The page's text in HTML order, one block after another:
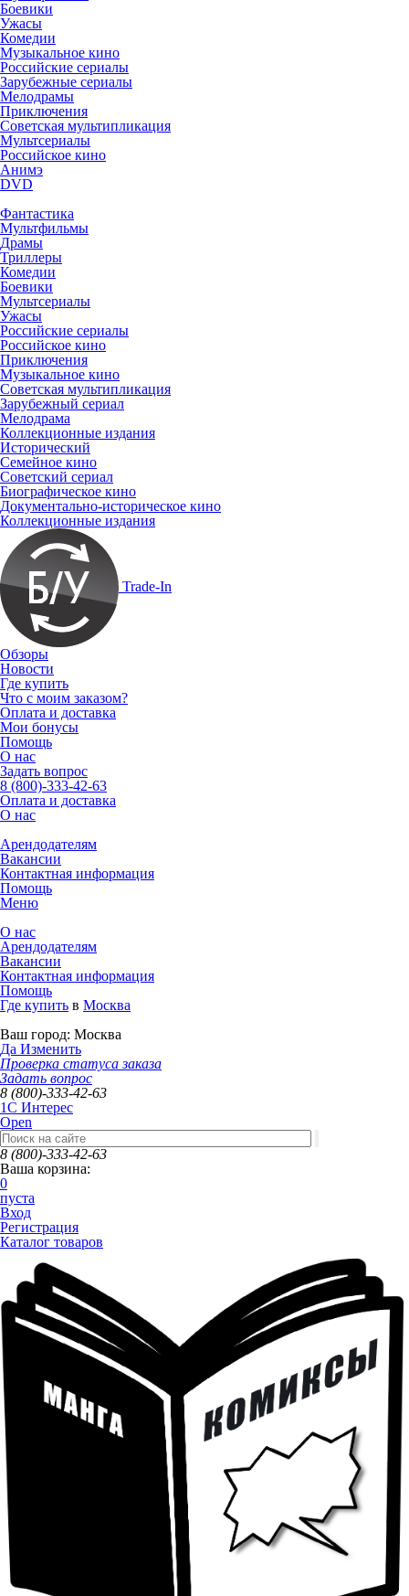
Боевики
Ужасы
Комедии
Музыкальное кино
Российские сериалы
Зарубежные сериалы
Мелодрамы
Приключения
Советская мультипликация
Мультсериалы
Российское кино
Анимэ
DVD
Фантастика
Мультфильмы
Драмы
Триллеры
Комедии
Боевики
Мультсериалы
Ужасы
Российские сериалы
Российское кино
Приключения
Музыкальное кино
Советская мультипликация
Зарубежный сериал
Мелодрама
Коллекционные издания
Исторический
Семейное кино
Советский сериал
Биографическое кино
Документально-историческое кино
Коллекционные издания
Trade-In
Обзоры
Новости
Где купить
Что с моим заказом?
Оплата и доставка
Мои бонусы
Помощь
О нас
Задать вопрос
8 (800)-333-42-63
Оплата и доставка
О нас
Арендодателям
Вакансии
Контактная информация
Помощь
Меню
О нас
Арендодателям
Вакансии
Контактная информация
Помощь
Где купить в Москва
Ваш город: Москва
Да Изменить
Проверка статуса заказа
Задать вопрос
8 (800)-333-42-63
1C Интерес
Open
8 (800)-333-42-63
Ваша корзина:
0
пуста
Вход
Регистрация
Каталог товаров